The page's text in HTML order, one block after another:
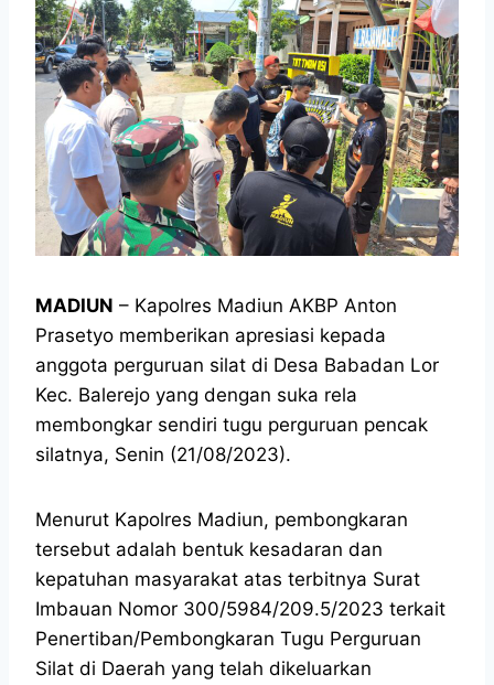
MADIUN – Kapolres Madiun AKBP Anton
Prasetyo memberikan apresiasi kepada
anggota perguruan silat di Desa Babadan Lor
Kec. Balerejo yang dengan suka rela
membongkar sendiri tugu perguruan pencak
silatnya, Senin (21/08/2023).
Menurut Kapolres Madiun, pembongkaran
tersebut adalah bentuk kesadaran dan
kepatuhan masyarakat atas terbitnya Surat
Imbauan Nomor 300/5984/209.5/2023 terkait
Penertiban/Pembongkaran Tugu Perguruan
Silat di Daerah yang telah dikeluarkan